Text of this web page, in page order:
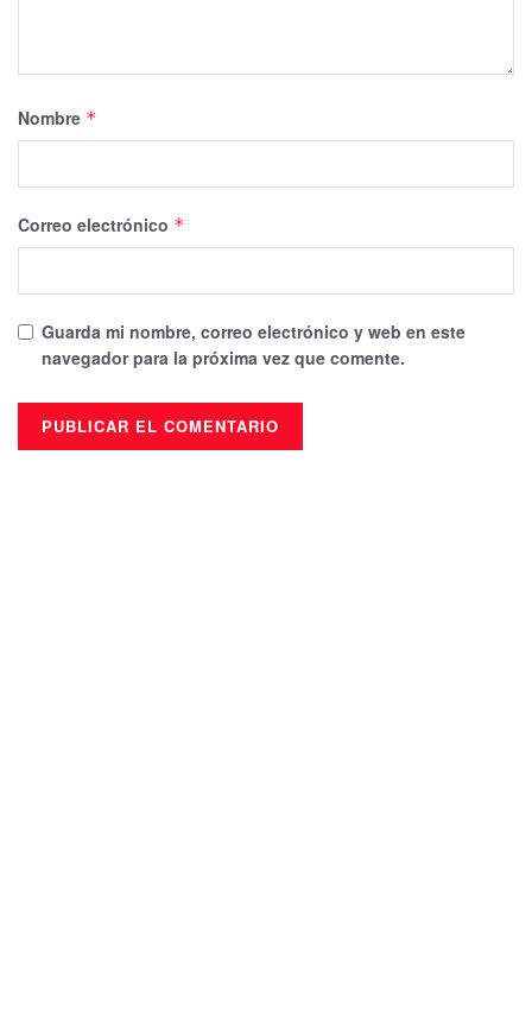
Nombre *
Correo electrónico *
Guarda mi nombre, correo electrónico y web en este
navegador para la próxima vez que comente.